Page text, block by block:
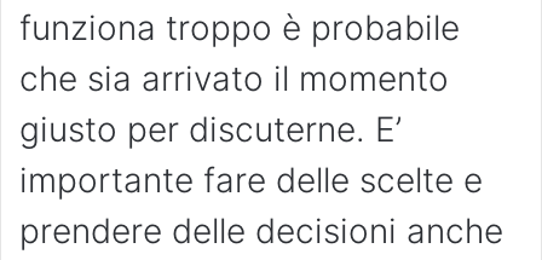
funziona troppo è probabile
che sia arrivato il momento
giusto per discuterne. E’
importante fare delle scelte e
prendere delle decisioni anche